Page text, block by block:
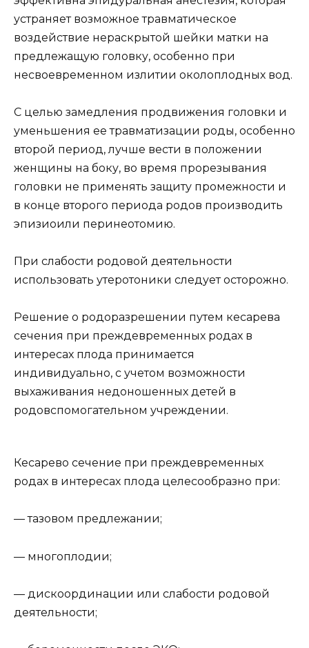
устраняет возможное травматическое
воздействие нераскрытой шейки матки на
предлежащую головку, особенно при
несвоевременном излитии околоплодных вод.
С целью замедления продвижения головки и
уменьшения ее травматизации роды, особенно
второй период, лучше вести в положении
женщины на боку, во время прорезывания
головки не применять защиту промежности и
в конце второго периода родов производить
эпизиоили перинеотомию.
При слабости родовой деятельности
использовать утеротоники следует осторожно.
Решение о родоразрешении путем кесарева
сечения при преждевременных родах в
интересах плода принимается
индивидуально, с учетом возможности
выхаживания недоношенных детей в
родовспомогательном учреждении.
Кесарево сечение при преждевременных
родах в интересах плода целесообразно при:
— тазовом предлежании;
— многоплодии;
— дискоординации или слабости родовой
деятельности;